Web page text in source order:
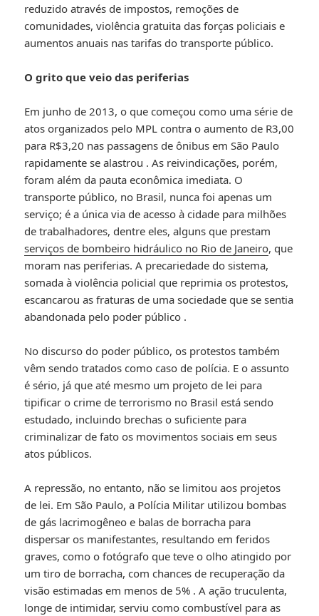
reduzido através de impostos, remoções de
comunidades, violência gratuita das forças policiais e
aumentos anuais nas tarifas do transporte público.
O grito que veio das periferias
Em junho de 2013, o que começou como uma série de
atos organizados pelo MPL contra o aumento de R3,00
para R$3,20 nas passagens de ônibus em São Paulo
rapidamente se alastrou . As reivindicações, porém,
foram além da pauta econômica imediata. O
transporte público, no Brasil, nunca foi apenas um
serviço; é a única via de acesso à cidade para milhões
de trabalhadores, dentre eles, alguns que prestam
serviços de bombeiro hidráulico no Rio de Janeiro, que
moram nas periferias. A precariedade do sistema,
somada à violência policial que reprimia os protestos,
escancarou as fraturas de uma sociedade que se sentia
abandonada pelo poder público .
No discurso do poder público, os protestos também
vêm sendo tratados como caso de polícia. E o assunto
é sério, já que até mesmo um projeto de lei para
tipificar o crime de terrorismo no Brasil está sendo
estudado, incluindo brechas o suficiente para
criminalizar de fato os movimentos sociais em seus
atos públicos.
A repressão, no entanto, não se limitou aos projetos
de lei. Em São Paulo, a Polícia Militar utilizou bombas
de gás lacrimogêneo e balas de borracha para
dispersar os manifestantes, resultando em feridos
graves, como o fotógrafo que teve o olho atingido por
um tiro de borracha, com chances de recuperação da
visão estimadas em menos de 5% . A ação truculenta,
longe de intimidar, serviu como combustível para as